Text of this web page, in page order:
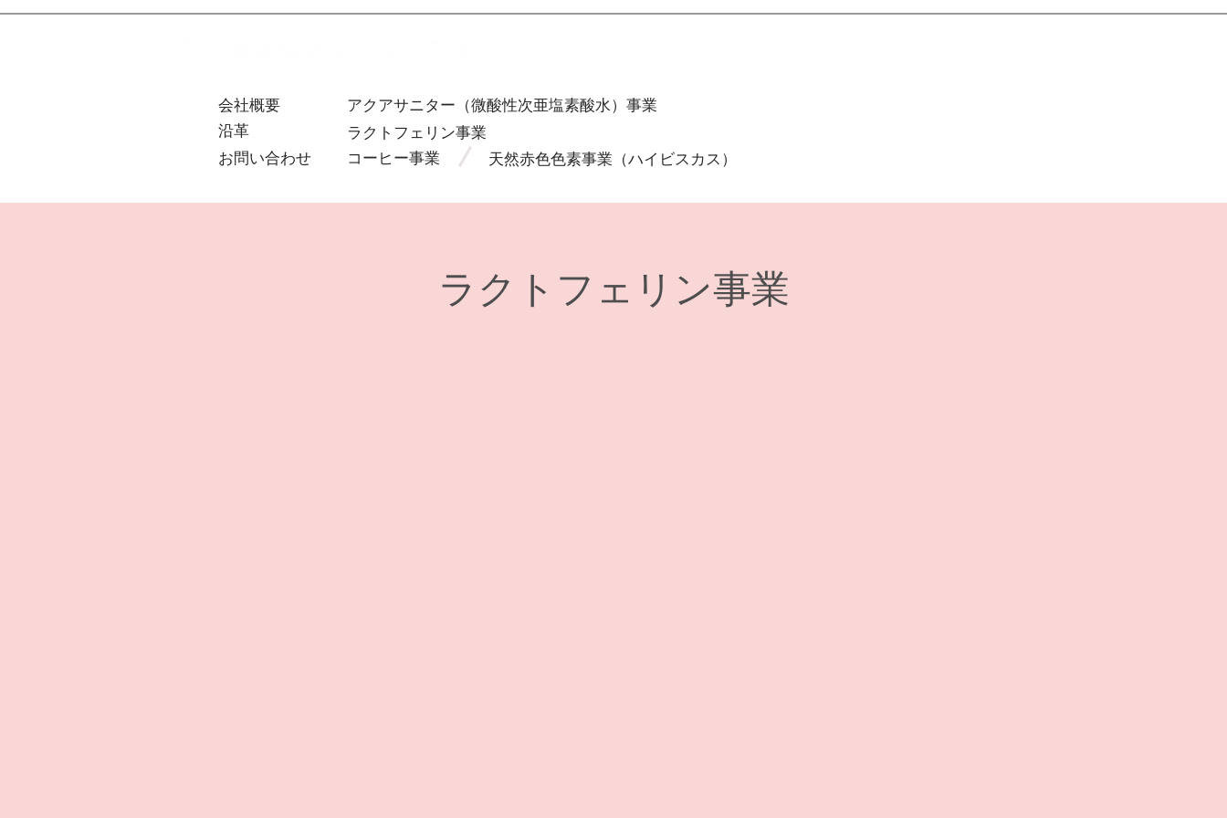
会社概要
アクアサニター（微酸性次亜塩素酸水）事業
沿革
ラクトフェリン事業
お問い合わせ
コーヒー事業 天然赤色色素事業（ハイビスカス）
ラクトフェリン事業